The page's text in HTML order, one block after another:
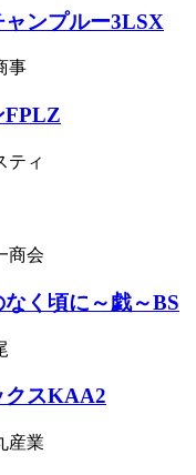
ンプルー3LSX
事
FPLZ
ティ
商会
く頃に～戯～BS
クスKAA2
産業